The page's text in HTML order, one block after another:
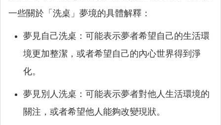
一些關於「洗桌」夢境的具體解釋：
夢見自己洗桌：可能表示夢者希望自己的生活環
境更加整潔，或者希望自己的內心世界得到淨
化。
夢見別人洗桌：可能表示夢者對他人生活環境的
關注，或者希望他人能夠改變現狀。